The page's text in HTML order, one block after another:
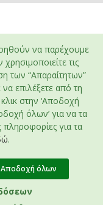
να παρέχουμε
τις
των “Απαραίτητων”
επιλέξετε από τη
στην ‘Αποδοχή
όλων’ για να τα
πληροφορίες για τα
.
Αποδοχή όλων